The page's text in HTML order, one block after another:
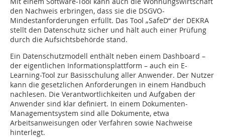
den Nachweis erbringen, dass sie die DSGVO-
Mindestanforderungen erfüllt. Das Tool „SafeD“ der DEKRA
stellt den Datenschutz sicher und hält auch einer Prüfung
durch die Aufsichtsbehörde stand.
Ein Datenschutzmodell enthält neben einem Dashboard –
der eigentlichen Informationsplattform – auch ein E-
Learning-Tool zur Basisschulung aller Anwender. Der Nutzer
kann die gesetzlichen Anforderungen in einem Handbuch
nachlesen. Die Verantwortlichkeiten und Aufgaben der
Anwender sind klar definiert. In einem Dokumenten-
Managementsystem sind alle Dokumente, etwa
Arbeitsanweisungen oder Verfahren sowie Nachweise
hinterlegt.